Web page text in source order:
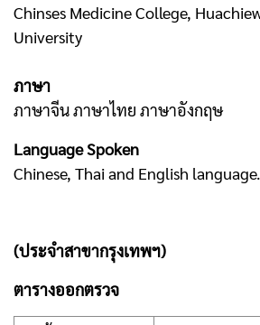
Chinses Medicine College,
University
ภาษา
ภาษาจีน ภาษาไทย ภาษาอังกฤษ
Language Spoken
Chinese, Thai and English language.
(ประจำสาขากรุงเทพฯ)
ตารางออกตรวจ